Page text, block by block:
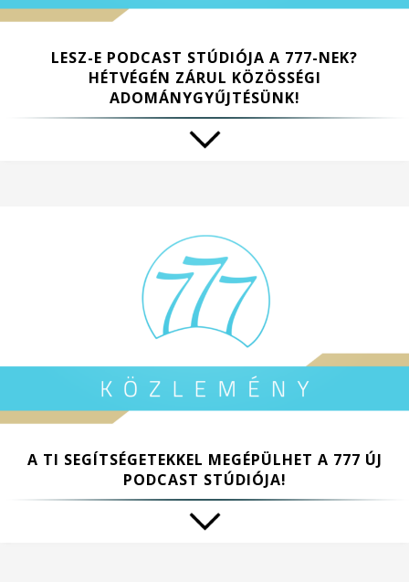
LESZ-E PODCAST STÚDIÓJA A 777-NEK?
HÉTVÉGÉN ZÁRUL KÖZÖSSÉGI
ADOMÁNYGYŰJTÉSÜNK!
A TI SEGÍTSÉGETEKKEL MEGÉPÜLHET A 777 ÚJ
PODCAST STÚDIÓJA!